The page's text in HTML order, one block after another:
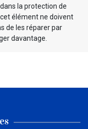
la protection de
élément ne doivent
de les réparer par
davantage.